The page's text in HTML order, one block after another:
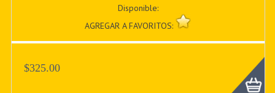
Disponible:
AGREGAR A FAVORITOS:
$325.00